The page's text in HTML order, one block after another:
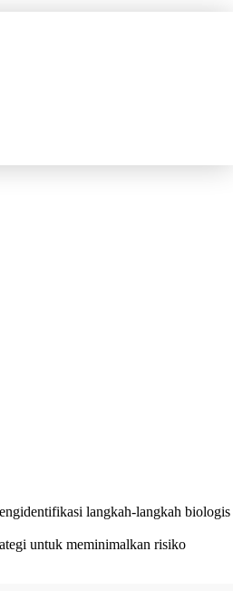
langkah-langkah biologis
untuk meminimalkan risiko